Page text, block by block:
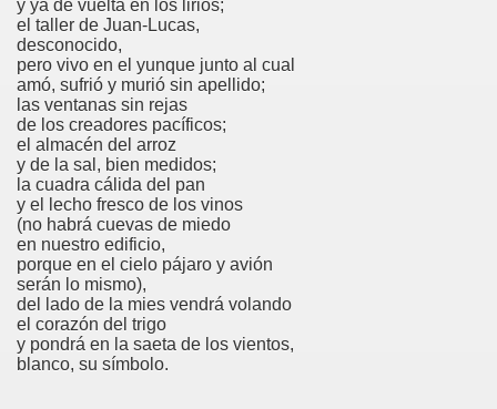
y ya de vuelta en los lirios;
el taller de Juan-Lucas,
desconocido,
pero vivo en el yunque junto al cual
amó, sufrió y murió sin apellido;
las ventanas sin rejas
de los creadores pacíficos;
el almacén del arroz
y de la sal, bien medidos;
la cuadra cálida del pan
y el lecho fresco de los vinos
(no habrá cuevas de miedo
en nuestro edificio,
porque en el cielo pájaro y avión
serán lo mismo),
del lado de la mies vendrá volando
el corazón del trigo
y pondrá en la saeta de los vientos,
blanco, su símbolo.